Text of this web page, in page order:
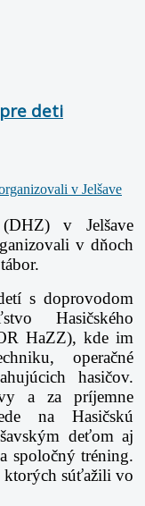
deti
v Jelšave
v dňoch
s doprovodom
Hasičského
HaZZ), kde im
operačné
hasičov.
a za príjemne
na Hasičskú
deťom aj
spoločný tréning.
ktorých súťažili vo